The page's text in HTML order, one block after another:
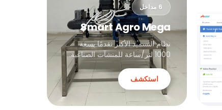
بسعة 500 لتر/
6 مداخل
Smart Agro Mega
نظام التسميد الأكثر تقدمًا بسعة
1000 لتر/ساعة للمنشآت الصناعية.
استكشف